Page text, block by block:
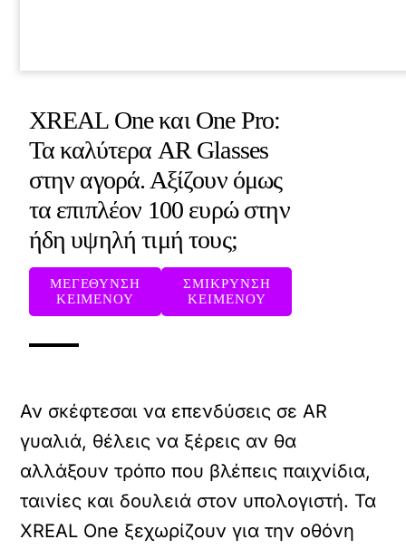
XREAL One και One Pro:
Τα καλύτερα AR Glasses
στην αγορά. Αξίζουν όμως
τα επιπλέον 100 ευρώ στην
ήδη υψηλή τιμή τους;
ΜΕΓΕΘΥΝΣΗ
ΚΕΙΜΕΝΟΥ
ΣΜΙΚΡΥΝΣΗ
ΚΕΙΜΕΝΟΥ
Αν σκέφτεσαι να επενδύσεις σε AR
γυαλιά, θέλεις να ξέρεις αν θα
αλλάξουν τρόπο που βλέπεις παιχνίδια,
ταινίες και δουλειά στον υπολογιστή. Τα
XREAL One ξεχωρίζουν για την οθόνη